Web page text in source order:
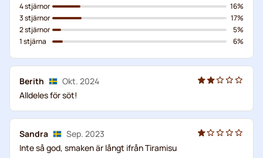
4 stjärnor
3 stjärnor
2 stjärnor
1 stjärna
16%
17%
5%
6%
Berith
Okt. 2024
Alldeles för söt!
Sandra
Sep. 2023
Inte så god, smaken är långt ifrån Tiramisu